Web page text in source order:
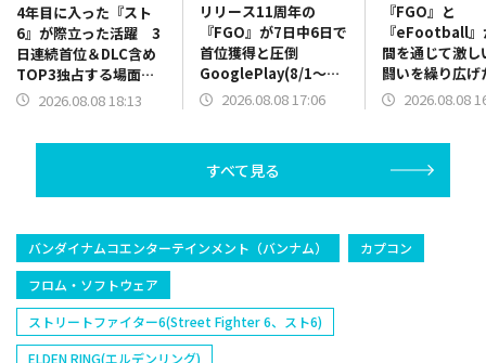
4年目に入った『スト
6』が際立った活躍 3
日連続首位＆DLC含め
TOP3独占する場面
も Steam(8/1～8/7)
2026.08.08 18:13
リリース11周年の
『FGO』が7日中6日で
首位獲得と圧倒
GooglePlay(8/1～
8/7)売上ランキング振
2026.08.08 17:06
『FGO』と
『eFootball』
間を通じて激し
闘いを繰り広
App Store(8/
2026.08.08
すべて見る
バンダイナムコエンターテインメント（バンナム）
カプコン
フロム・ソフトウェア
ストリートファイター6(Street Fighter 6、スト6)
ELDEN RING(エルデンリング)